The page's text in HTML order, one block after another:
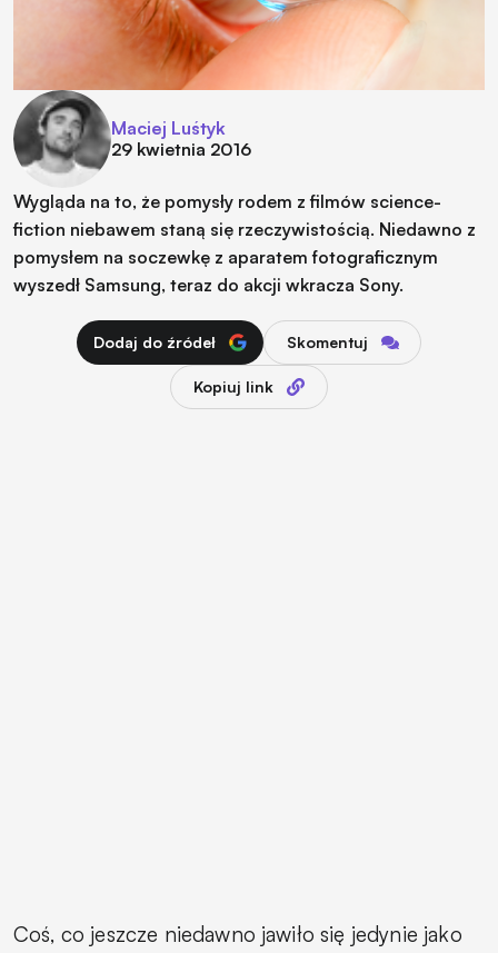
Maciej Luśtyk
29 kwietnia 2016
Wygląda na to, że pomysły rodem z filmów science-
fiction niebawem staną się rzeczywistością. Niedawno z
pomysłem na soczewkę z aparatem fotograficznym
wyszedł Samsung, teraz do akcji wkracza Sony.
Dodaj do źródeł Skomentuj
Kopiuj link
Coś, co jeszcze niedawno jawiło się jedynie jako